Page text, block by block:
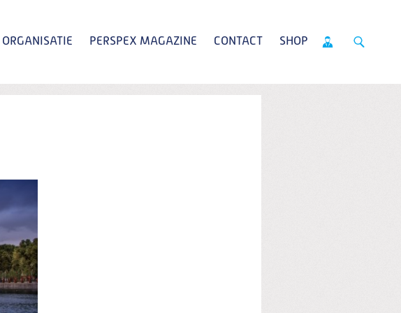
ORGANISATIE PERSPEX MAGAZINE CONTACT SHOP